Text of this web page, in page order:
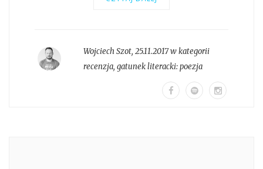
Wojciech Szot, 25.11.2017 w kategorii
recenzja, gatunek literacki:poezja